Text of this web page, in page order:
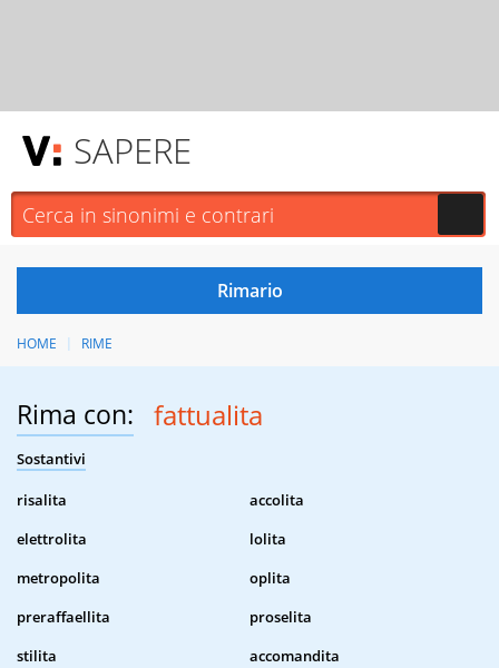
SAPERE
HOME RIME
Rima con: fattualita
Sostantivi
risalita
accolita
elettrolita
lolita
metropolita
oplita
preraffaellita
proselita
stilita
accomandita